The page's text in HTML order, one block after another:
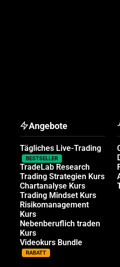
Angebote
Tägliches Live-Trading
BESTSELLER
TradeLab Research
Trading Strategien Kurs
Chartanalyse Kurs
Trading Mindset Kurs
Risikomanagement
Kurs
Nebenberuflich traden
Kurs
Videokurs Bundle
RABATT